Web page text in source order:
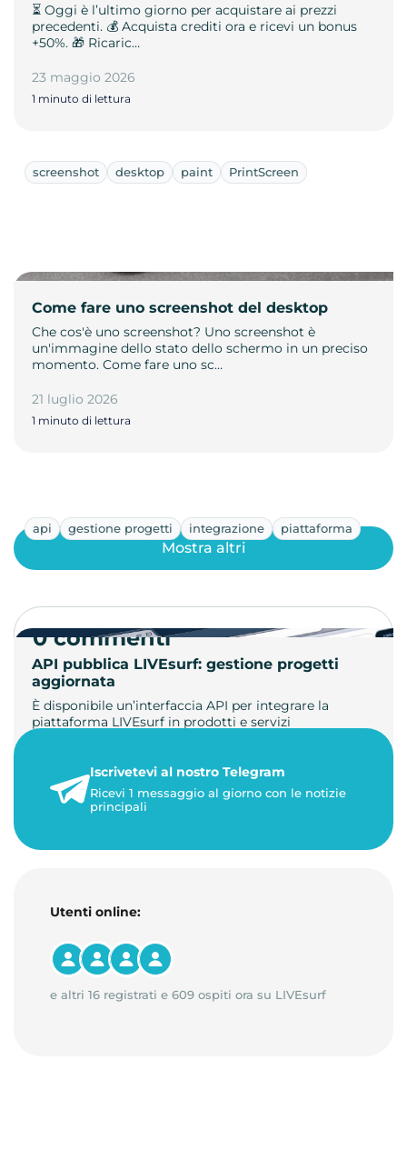
⏳ Oggi è l’ultimo giorno per acquistare ai prezzi
precedenti. 💰 Acquista crediti ora e ricevi un bonus
+50%. 🎁 Ricaric…
23 maggio 2026
1 minuto di lettura
screenshot desktop paint PrintScreen
Come fare uno screenshot del desktop
Che cos'è uno screenshot? Uno screenshot è
un'immagine dello stato dello schermo in un preciso
momento. Come fare uno sc…
21 luglio 2026
1 minuto di lettura
api gestione progetti integrazione piattaforma
API pubblica LIVEsurf: gestione progetti
aggiornata
È disponibile un’interfaccia API per integrare la
piattaforma LIVEsurf in prodotti e servizi
23 maggio 2026
1 minuto di lettura
Mostra altri
0 commenti
Iscrivetevi al nostro Telegram
Ricevi 1 messaggio al giorno con le notizie
principali
Utenti online:
e altri 16 registrati e 609 ospiti ora su LIVEsurf